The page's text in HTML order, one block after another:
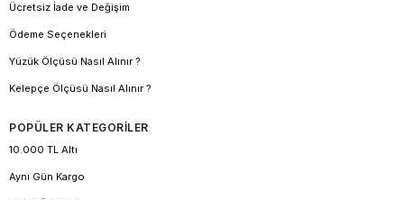
Ücretsiz İade ve Değişim
Ödeme Seçenekleri
Yüzük Ölçüsü Nasıl Alınır ?
Kelepçe Ölçüsü Nasıl Alınır ?
POPÜLER KATEGORİLER
10.000 TL Altı
Aynı Gün Kargo